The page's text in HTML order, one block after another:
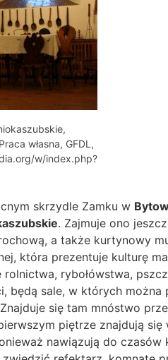
własna, GFDL,
w/index.php?
skrzydle Zamku w
. Zajmuje ono
a także kurtynowy
która prezentuje kulturę
rybołówstwa,
będą sale, w których
się tam mnóstwo
piętrze znajdują
nawiązują do